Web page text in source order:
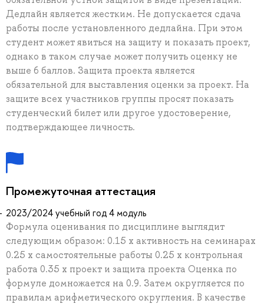
Дедлайн является жестким. Не допускается сдача
работы после установленного дедлайна. При этом
студент может явиться на защиту и показать проект,
однако в таком случае может получить оценку не
выше 6 баллов. Защита проекта является
обязательной для выставления оценки за проект. На
защите всех участников группы просят показать
студенческий билет или другое удостоверение,
подтверждающее личность.
Промежуточная аттестация
2023/2024 учебный год 4 модуль
Формула оценивания по дисциплине выглядит
следующим образом: 0.15 х активность на семинарах
0.25 х самостоятельные работы 0.25 х контрольная
работа 0.35 х проект и защита проекта Оценка по
формуле домножается на 0.9. Затем округляется по
правилам арифметического округления. В качестве